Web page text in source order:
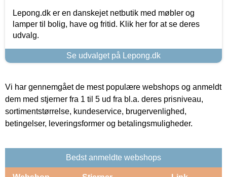
Lepong.dk er en danskejet netbutik med møbler og
lamper til bolig, have og fritid. Klik her for at se deres
udvalg.
Se udvalget på Lepong.dk
Vi har gennemgået de mest populære webshops og anmeldt
dem med stjerner fra 1 til 5 ud fra bl.a. deres prisniveau,
sortimentstørrelse, kundeservice, brugervenlighed,
betingelser, leveringsformer og betalingsmuligheder.
Bedst anmeldte webshops